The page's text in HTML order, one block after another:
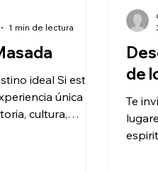
ideal Si estás
única
cultura,
1 min de lectura
de
Te